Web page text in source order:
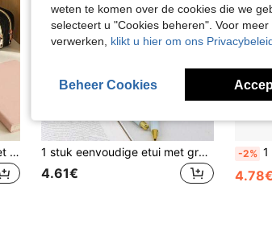
1 stuk effen corduroy etui met dubbele rits, grote capaciteit dubbellaags stationery tas, draagbare minimalistische pentas, multifunctionele make-uptas reistoilettas, studenten vrouwen cadeau -KOUZIO,Terug naar school 1 stuk eenvoudige etui met grote capaciteit, gemaakt van corduroy, multifunctioneel, geschikt voor school, als pennenetui, kantoorartikelen, als cadeau voor de start van het schooljaar, voor het begin van het schooljaar, als pennenetui, voor in de rugzak, als schrijfwarentas.
4.61€
-2% 1 stuk
4.78€
weten te komen over de cookies die we
selecteert u "Cookies beheren". Voor
verwerken, klikt u hier om ons
Beheer Cookies